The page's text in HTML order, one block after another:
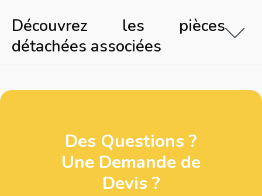
Découvrez les pièces
détachées associées
Des Questions ?
Une Demande de
Devis ?